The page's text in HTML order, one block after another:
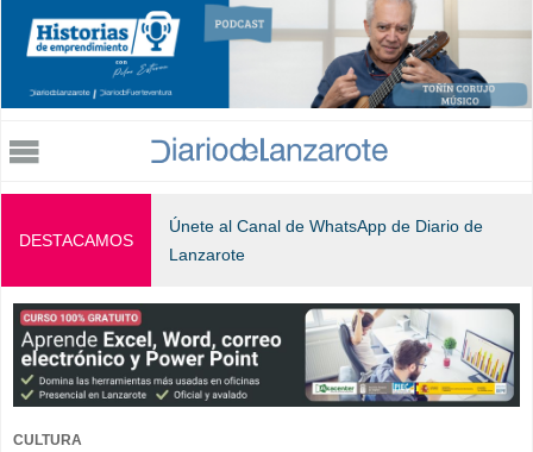
Jump to navigation
DESTACAMOS
Únete al Canal de WhatsApp de Diario de
Lanzarote
CULTURA